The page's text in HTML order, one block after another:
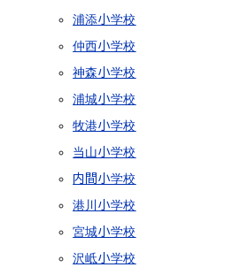
浦添小学校
仲西小学校
神森小学校
浦城小学校
牧港小学校
当山小学校
内間小学校
港川小学校
宮城小学校
沢岻小学校